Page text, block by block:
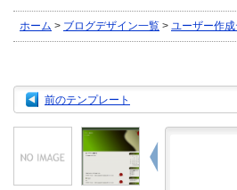
ホーム > ブログデザイン一覧 > ユーザー作成
前のテンプレート